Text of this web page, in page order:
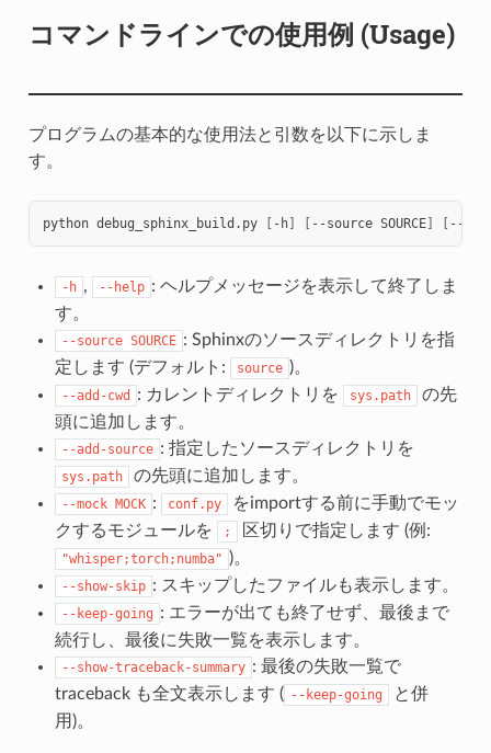
コマンドラインでの使用例 (Usage)
プログラムの基本的な使用法と引数を以下に示しま
す。
python debug_sphinx_build.py [ -h] [ --source SOURCE] [ --
-h , --help : ヘルプメッセージを表示して終了しま
す。
--source SOURCE : Sphinxのソースディレクトリを指
定します (デフォルト:
source )。
--add-cwd : カレントディレクトリを sys.path
の先
頭に追加します。
--add-source : 指定したソースディレクトリを
sys.path の先頭に追加します。
--mock MOCK : conf.py
をimportする前に手動でモッ
クするモジュールを
; 区切りで指定します (例:
"whisper;torch;numba" )。
--show-skip : スキップしたファイルも表示します。
--keep-going : エラーが出ても終了せず、最後まで
続行し、最後に失敗一覧を表示します。
--show-traceback-summary : 最後の失敗一覧で
traceback も全文表示します ( --keep-going
と併
用)。